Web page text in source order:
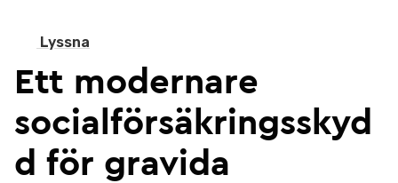
Lyssna
Ett modernare
socialförsäkringsskyd
d för gravida